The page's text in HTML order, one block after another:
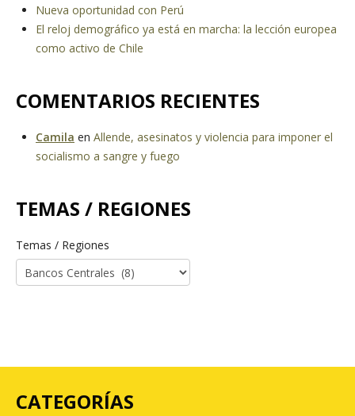
Nueva oportunidad con Perú
El reloj demográfico ya está en marcha: la lección europea
como activo de Chile
COMENTARIOS RECIENTES
Camila en Allende, asesinatos y violencia para imponer el
socialismo a sangre y fuego
TEMAS / REGIONES
Temas / Regiones
CATEGORÍAS